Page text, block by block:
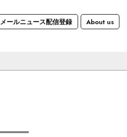
メールニュース配信登録 About us